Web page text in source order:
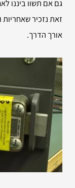
גם אם תשוו ביננו
זאת נזכיר שאחריות
אורך הדרך.